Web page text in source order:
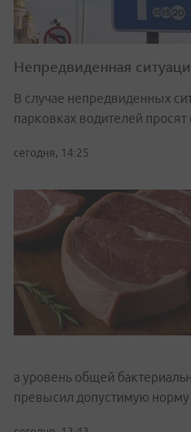
Непредвиденная
В случае непредвиденных
парковках водителей
сегодня, 14:25
а уровень общей
превысил допустимую норму